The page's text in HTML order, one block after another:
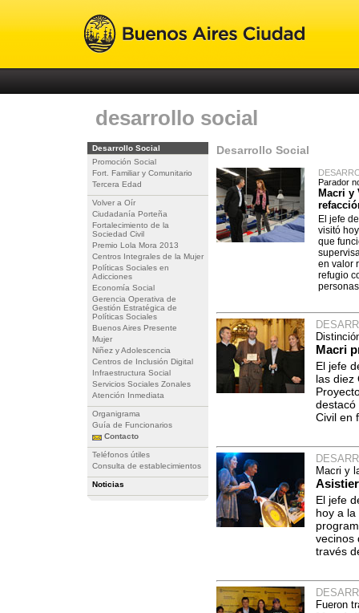
desarrollo social
Desarrollo Social
Promoción Social
Fort. Familiar y Comunitario
Tercera Edad
Volver a Oír
Ciudadanía Porteña
Fortalecimiento de la
Sociedad Civil
Premio Lola Mora 2013
Centros Integrales de la Mujer
Políticas Sociales en
Adicciones
Economía Social
Gerencia Operativa de
Gestión Estratégica de
Políticas Sociales
Buenos Aires Presente
Mujer
Niñez y Adolescencia
Centros de Inclusión Digital
Infraestructura Social
Servicios Sociales Zonales
Atención Inmediata
Organigrama
Guía de Funcionarios
Contacto
Teléfonos útiles
Consulta de establecimientos
Noticias
Desarrollo Social
Parador
Macri y
El jefe
visitó
que
en valor
refugio
Macri
El jefe
las diez
destacó
Civil en
Macri y
El jefe
hoy a la
vecinos
través
Fueron